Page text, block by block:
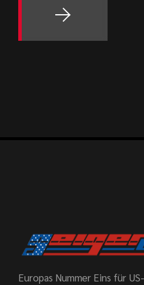
Europas Nummer Eins für